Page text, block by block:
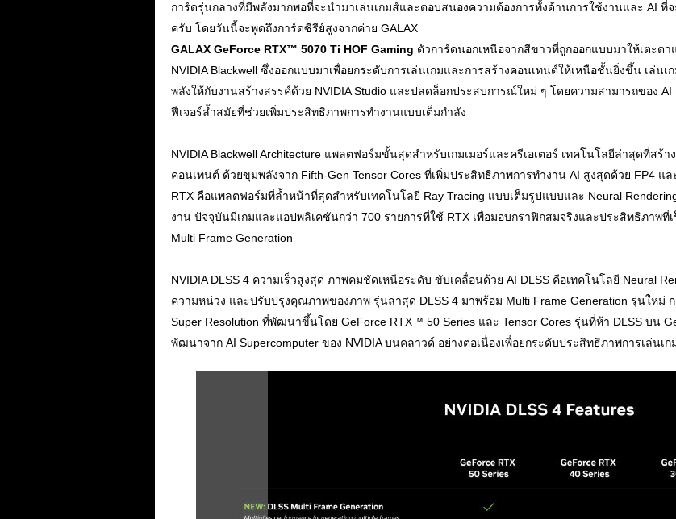
การ์ดรุ่นกลางที่มีพลังมากพอที่จะนำมาเล่นเกมส์และตอบสนองความต้องการทั้งด้านการใช้งานและ AI ที่
ครับ โดยวันนี้จะพูดถึงการ์ดซีรีย์สูงจากค่าย GALAX
GALAX GeForce RTX™ 5070 Ti HOF Gaming ตัวการ์ดนอกเหนือจากสีขาวที่ถูกออกแบบมาให้เตะต
NVIDIA Blackwell ซึ่งออกแบบมาเพื่อยกระดับการเล่นเกมและการสร้างคอนเทนต์ให้เหนือชั้นยิ่งขึ้น เล่นเ
พลังให้กับงานสร้างสรรค์ด้วย NVIDIA Studio และปลดล็อกประสบการณ์ใหม่ ๆ โดยความสามารถของ
ฟีเจอร์ล้ำสมัยที่ช่วยเพิ่มประสิทธิภาพการทำงานแบบเต็มกำลัง
NVIDIA Blackwell Architecture แพลตฟอร์มขั้นสุดสำหรับเกมเมอร์และครีเอเตอร์ เทคโนโลยีล่าสุดที่สร้
คอนเทนต์ ด้วยขุมพลังจาก Fifth-Gen Tensor Cores ที่เพิ่มประสิทธิภาพการทำงาน AI สูงสุดด้วย FP4 แ
RTX คือแพลตฟอร์มที่ล้ำหน้าที่สุดสำหรับเทคโนโลยี Ray Tracing แบบเต็มรูปแบบและ Neural
งาน ปัจจุบันมีเกมและแอปพลิเคชันกว่า 700 รายการที่ใช้ RTX เพื่อมอบกราฟิกสมจริงและประสิทธิภาพที่
Multi Frame Generation
NVIDIA DLSS 4 ความเร็วสูงสุด ภาพคมชัดเหนือระดับ ขับเคลื่อนด้วย AI DLSS คือเทคโนโลยี Neural
ความหน่วง และปรับปรุงคุณภาพของภาพ รุ่นล่าสุด DLSS 4 มาพร้อม Multi Frame Generation รุ่นใหม่ ก
Super Resolution ที่พัฒนาขึ้นโดย GeForce RTX™ 50 Series และ Tensor Cores รุ่นที่ห้า DLSS บน
พัฒนาจาก AI Supercomputer ของ NVIDIA บนคลาวด์ อย่างต่อเนื่องเพื่อยกระดับประสิทธิภาพการเล่นเ